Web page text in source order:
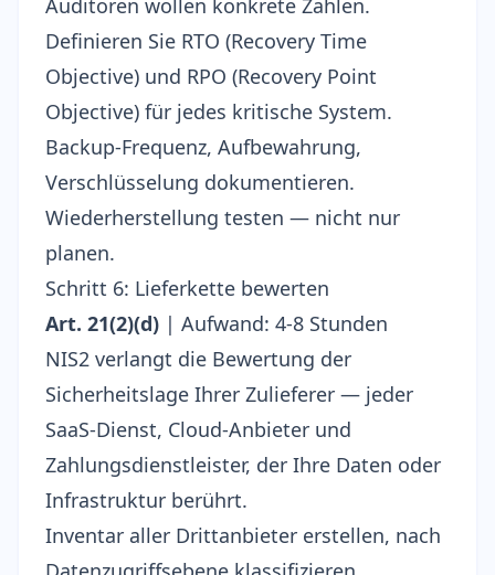
Auditoren wollen konkrete Zahlen.
Definieren Sie RTO (Recovery Time
Objective) und RPO (Recovery Point
Objective) für jedes kritische System.
Backup-Frequenz, Aufbewahrung,
Verschlüsselung dokumentieren.
Wiederherstellung testen — nicht nur
planen.
Schritt 6: Lieferkette bewerten
Art. 21(2)(d) | Aufwand: 4-8 Stunden
NIS2 verlangt die Bewertung der
Sicherheitslage Ihrer Zulieferer — jeder
SaaS-Dienst, Cloud-Anbieter und
Zahlungsdienstleister, der Ihre Daten oder
Infrastruktur berührt.
Inventar aller Drittanbieter erstellen, nach